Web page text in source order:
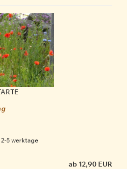
5 werktage
ab 12,90 EUR